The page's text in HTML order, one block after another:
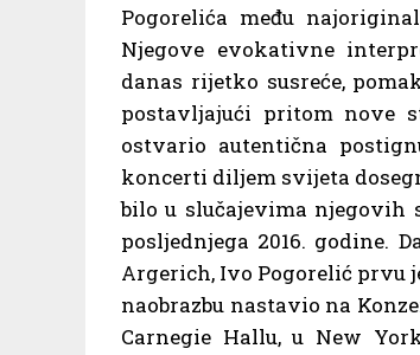
Pogorelića među
Njegove evokativne
danas rijetko susreće,
postavljajući pritom nove
ostvario autentična
koncerti diljem svijeta
bilo u slučajevima njegovih
posljednjega 2016. godine.
Argerich, Ivo Pogorelić prvu
naobrazbu nastavio na
Carnegie Hallu, u New